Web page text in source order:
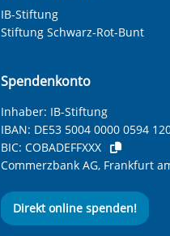
IB-Stiftung
Stiftung Schwarz-Rot-Bunt
Spendenkonto
Inhaber: IB-Stiftung
IBAN: DE53 5004 0000 0594
BIC: COBADEFFXXX
Commerzbank AG, Frankfurt
Direkt online spenden!